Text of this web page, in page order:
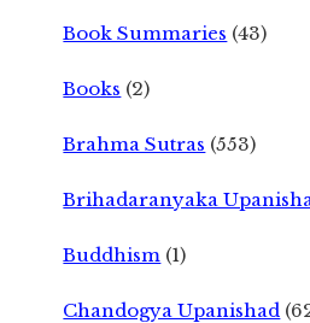
Book Summaries (43)
Books (2)
Brahma Sutras (553)
Brihadaranyaka
Buddhism (1)
Chandogya Upanishad